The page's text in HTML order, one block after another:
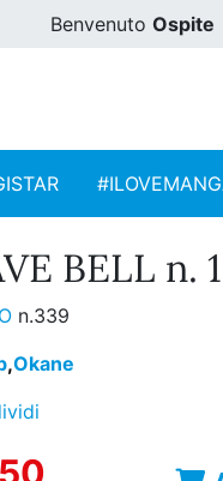
Benvenuto Ospite
BELL n. 1
n.339
,Okane